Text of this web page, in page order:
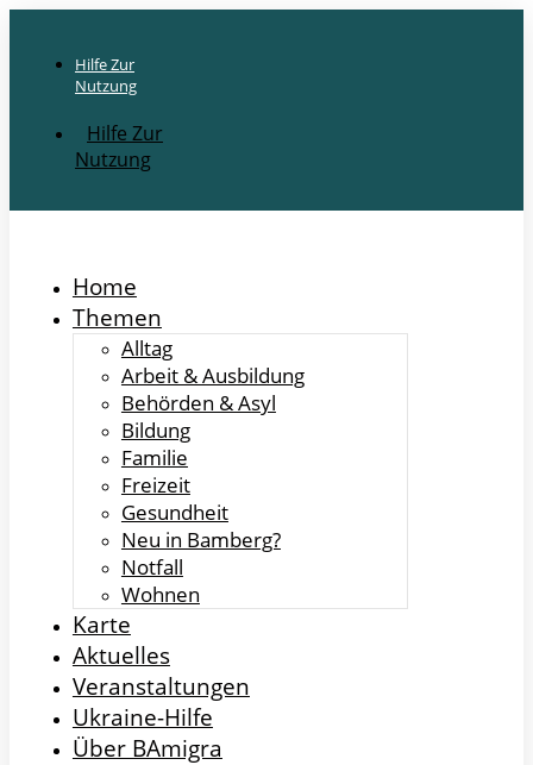
Hilfe Zur
Nutzung
Hilfe Zur
Nutzung
Home
Themen
Alltag
Arbeit & Ausbildung
Behörden & Asyl
Bildung
Familie
Freizeit
Gesundheit
Neu in Bamberg?
Notfall
Wohnen
Karte
Aktuelles
Veranstaltungen
Ukraine-Hilfe
Über BAmigra